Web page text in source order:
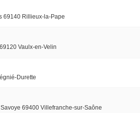
69140 Rillieux-la-Pape
Vaulx-en-Velin
Durette
69400 Villefranche-sur-Saône